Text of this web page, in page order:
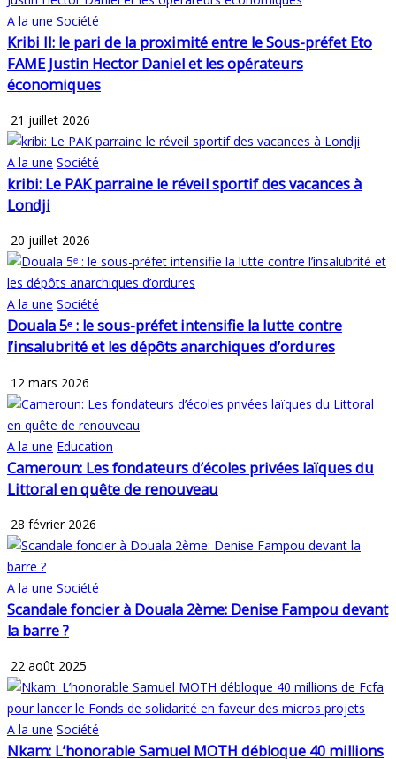
A la une Société
Kribi II: le pari de la proximité entre le Sous-préfet Eto
FAME Justin Hector Daniel et les opérateurs
économiques
21 juillet 2026
A la une Société
kribi: Le PAK parraine le réveil sportif des vacances à
Londji
20 juillet 2026
A la une Société
Douala 5ᵉ : le sous-préfet intensifie la lutte contre
l’insalubrité et les dépôts anarchiques d’ordures
12 mars 2026
A la une Education
Cameroun: Les fondateurs d’écoles privées laïques du
Littoral en quête de renouveau
28 février 2026
A la une Société
Scandale foncier à Douala 2ème: Denise Fampou devant
la barre ?
22 août 2025
A la une Société
Nkam: L’honorable Samuel MOTH débloque 40 millions